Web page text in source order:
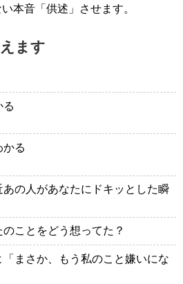
本音「供述」させます。
ます
る
かる
の人があなたにドキッとした瞬
ことをどう想ってた？
まさか、もう私のこと嫌いにな